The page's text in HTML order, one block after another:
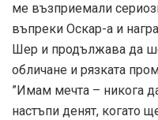
ме възприемали
въпреки Оскар-а и
Шер и продължава да
обличане и рязката
”Имам мечта – никога
настъпи денят, когато